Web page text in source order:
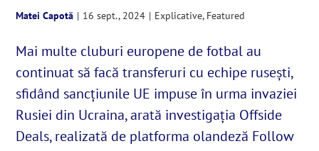
Despre noi
English
SUSȚINE
Matei Capotă | 16 sept., 2024 | Explicative, Featured
Mai multe cluburi europene de fotbal au
continuat să facă transferuri cu echipe rusești,
sfidând sancțiunile UE impuse în urma invaziei
Rusiei din Ucraina, arată investigația Offside
Deals, realizată de platforma olandeză Follow